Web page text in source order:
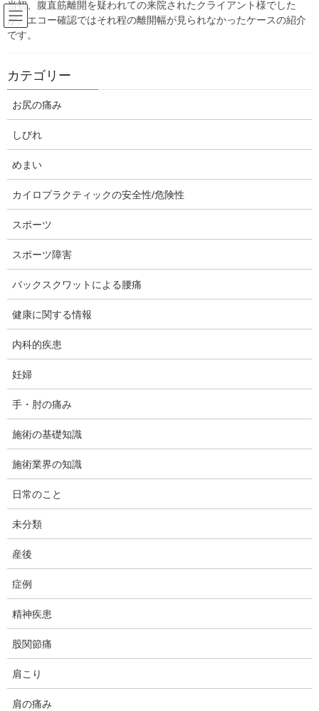
Skip
the
Skip
the
HOME Blog:ダフィーの独り言
日常のこと
2019年大和市千本桜の開花状況
今日は、ダフィーカイロです。
毎年恒例、高座渋谷～桜ヶ丘間のお花見の状況報告は今まで別ブ
載することにしました。
4月5日の昼間に時間が空いたので、急いで見てきました。早速ご
まというところもちらほら見受けられました。上流から下流にか
けて3区間に区切ると、下流のほうが開花が遅く7～8部咲き、中間
幅がありました。
今度の週末はかなり見ごろではないかと思われます。
護岸工事の進捗状況は、工事の範囲が前年見たときと全く変わっ
きる区間も昨年と同じです。
以下に写真を掲載しておきます。
下流側(高座渋谷側)から見たところ。手前右手が護岸工事部分。
当初、腹直筋離開を疑われての来院されたクライアント様でした
が、エコー確認ではそれ程の離開幅が見られなかったケースの紹介
です。
カテゴリー
お尻の痛み
しびれ
めまい
カイロプラクティックの安全性/危険性
スポーツ
スポーツ障害
バックスクワットによる腰痛
健康に関する情報
内科的疾患
妊婦
手・肘の痛み
施術の基礎知識
施術業界の知識
日常のこと
未分類
産後
症例
精神疾患
股関節痛
肩こり
肩の痛み